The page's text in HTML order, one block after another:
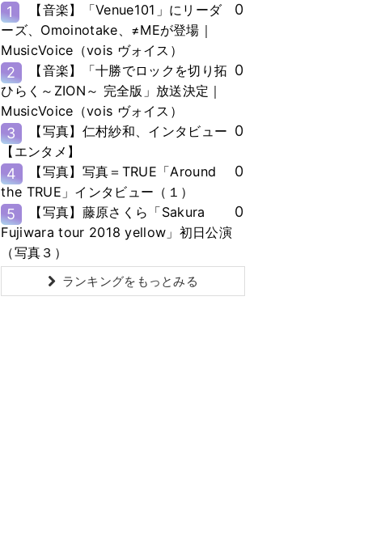
1
【音楽】「Venue101」にリーダ
ーズ、Omoinotake、≠MEが登場｜
MusicVoice（vois ヴォイス）
0
2
【音楽】「十勝でロックを切り拓
ひらく～ZION～ 完全版」放送決定｜
MusicVoice（vois ヴォイス）
0
3
【写真】仁村紗和、インタビュー
【エンタメ】
0
4
【写真】写真＝TRUE「Around
the TRUE」インタビュー（１）
0
5
【写真】藤原さくら「Sakura
Fujiwara tour 2018 yellow」初日公演
（写真３）
0
ランキングをもっとみる